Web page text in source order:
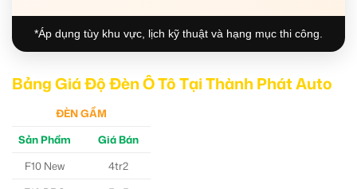
*Áp dụng tùy khu vực, lịch kỹ thuật và hạng mục thi công.
Bảng Giá Độ Đèn Ô Tô Tại Thành Phát Auto
ĐÈN GẦM
Sản Phẩm
Giá Bán
F10 New
4tr2